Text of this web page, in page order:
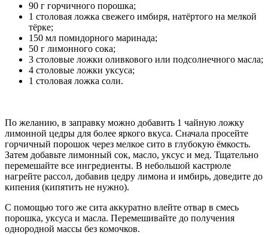
90 г горчичного порошка;
1 столовая ложка свежего имбиря, натёртого на мелкой
тёрке;
150 мл помидорного маринада;
50 г лимонного сока;
3 столовые ложки оливкового или подсолнечного масла;
4 столовые ложки уксуса;
1 столовая ложка соли.
По желанию, в заправку можно добавить 1 чайную ложку
лимонной цедры для более яркого вкуса. Сначала просейте
горчичный порошок через мелкое сито в глубокую ёмкость.
Затем добавьте лимонный сок, масло, уксус и мед. Тщательно
перемешайте все ингредиенты. В небольшой кастрюле
нагрейте рассол, добавив цедру лимона и имбирь, доведите до
кипения (кипятить не нужно).
С помощью того же сита аккуратно влейте отвар в смесь
порошка, уксуса и масла. Перемешивайте до получения
однородной массы без комочков.